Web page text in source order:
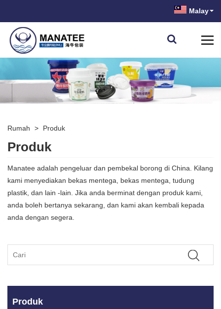
Malay
Rumah > Produk
Produk
Manatee adalah pengeluar dan pembekal borong di China. Kilang
kami menyediakan bekas mentega, bekas mentega, tudung
plastik, dan lain -lain. Jika anda berminat dengan produk kami,
anda boleh bertanya sekarang, dan kami akan kembali kepada
anda dengan segera.
Produk